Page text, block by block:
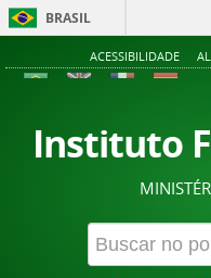
BRASIL
ACESSIBILIDADE
Instituto